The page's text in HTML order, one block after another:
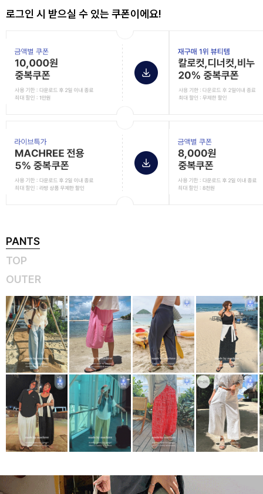
로그인 시 받으실 수 있는 쿠폰이에요!
PANTS
TOP
OUTER